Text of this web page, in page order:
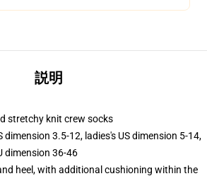
説明
stretchy knit crew socks
dimension 3.5-12, ladies's US dimension 5-14,
dimension 36-46
heel, with additional cushioning within the